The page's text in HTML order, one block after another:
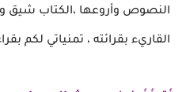
النصوص وأروعها ،الكتاب شيق
القاريء بقرائته ، تمنياتي لكم